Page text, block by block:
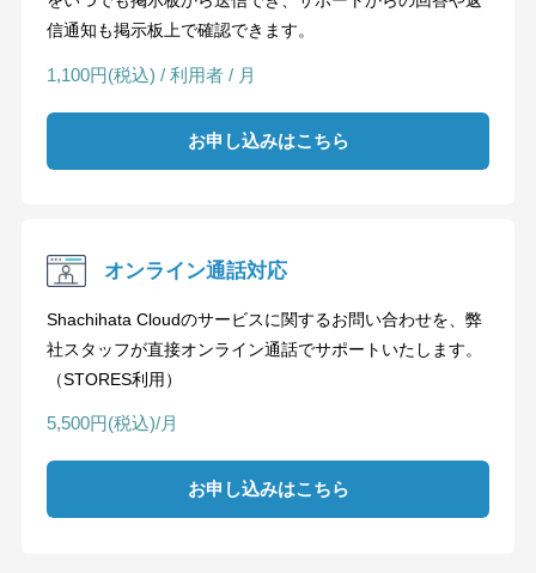
信通知も掲示板上で確認できます。
1,100円(税込) / 利用者 / 月
お申し込みはこちら
オンライン通話対応
Shachihata Cloudのサービスに関するお問い合わせを、弊
社スタッフが直接オンライン通話でサポートいたします。
（STORES利用）
5,500円(税込)/月
お申し込みはこちら